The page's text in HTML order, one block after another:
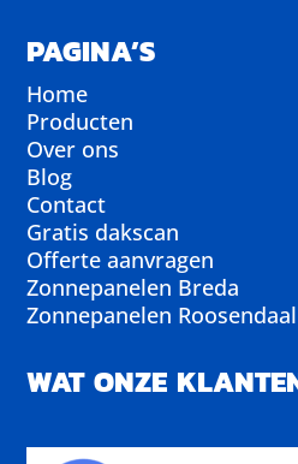
PAGINA’S
Home
Producten
Over ons
Blog
Contact
Gratis dakscan
Offerte aanvragen
Zonnepanelen Breda
Zonnepanelen Roosendaal
WAT ONZE